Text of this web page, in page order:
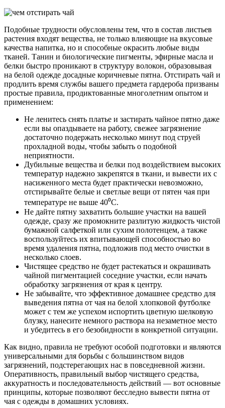
Подобные трудности обусловлены тем, что в состав листьев
растения входят вещества, не только влияющие на вкусовые
качества напитка, но и способные окрасить любые виды
тканей. Танин и биологические пигменты, эфирные масла и
белки быстро проникают в структуру волокон, образовывая
на белой одежде досадные коричневые пятна. Отстирать чай и
продлить время службы вашего предмета гардероба призваны
простые правила, продиктованные многолетним опытом и
применением:
Не ленитесь снять платье и застирать чайное пятно даже
если вы опаздываете на работу, свежее загрязнение
достаточно подержать несколько минут под струей
прохладной воды, чтобы забыть о подобной
неприятности.
Дубильные вещества и белки под воздействием высоких
температур надежно закрепятся в ткани, и вывести их с
насиженного места будет практически невозможно,
отстирывайте белые и светлые вещи от пятен чая при
температуре не выше 40⁰С.
Не дайте пятну захватить большие участки на вашей
одежде, сразу же промокните разлитую жидкость чистой
бумажной салфеткой или сухим полотенцем, а также
воспользуйтесь их впитывающей способностью во
время удаления пятна, подложив под место очистки в
несколько слоев.
Чистящее средство не будет растекаться и окрашивать
чайной пигментацией соседние участки, если начать
обработку загрязнения от края к центру.
Не забывайте, что эффективное домашнее средство для
выведения пятна от чая на белой хлопковой футболке
может с тем же успехом испортить цветную шелковую
блузку, нанесите немного раствора на незаметное место
и убедитесь в его безобидности в конкретной ситуации.
Как видно, правила не требуют особой подготовки и являются
универсальными для борьбы с большинством видов
загрязнений, подстерегающих нас в повседневной жизни.
Оперативность, правильный выбор чистящего средства,
аккуратность и последовательность действий — вот основные
принципы, которые позволяют бесследно вывести пятна от
чая с одежды в домашних условиях.